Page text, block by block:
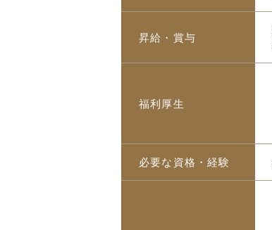
昇給・賞与
福利厚生
必要な資格・経験